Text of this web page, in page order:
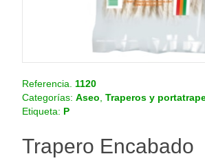
Referencia.1120
Categorías:Aseo,Traperos y
Etiqueta: P
Trapero Encabado